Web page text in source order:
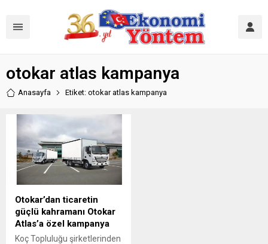
otokar atlas kampanya
Anasayfa Etiket: otokar atlas kampanya
Otokar’dan ticaretin
güçlü kahramanı Otokar
Atlas’a özel kampanya
Koç Topluluğu şirketlerinden